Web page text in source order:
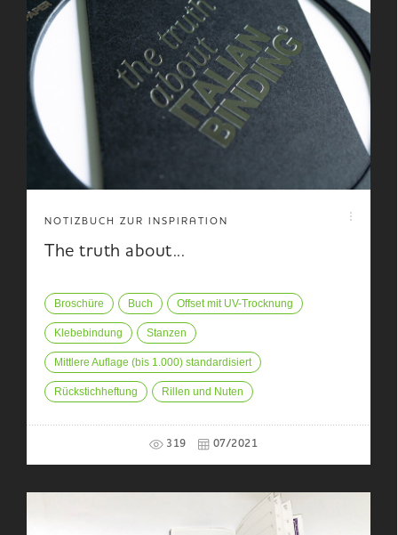
NOTIZBUCH ZUR INSPIRATION
The truth about...
Broschüre Buch Offset mit UV-Trocknung
Klebebindung Stanzen
Mittlere Auflage (bis 1.000) standardisiert
Rückstichheftung Rillen und Nuten
319 07/2021